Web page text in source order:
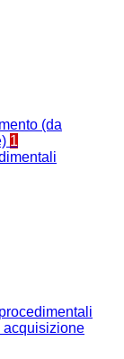
(da
1
acquisizione